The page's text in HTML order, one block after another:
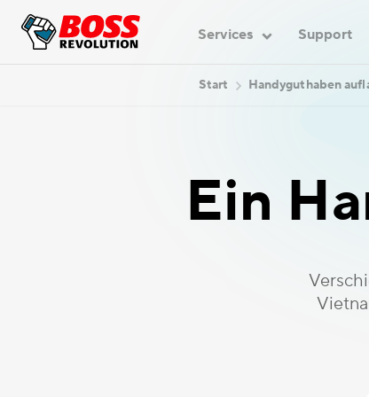
Services Support
Start Handyguthaben
Ein